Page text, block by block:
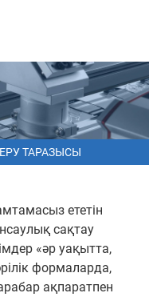
ТАРАЗЫСЫ
ететін
сақтау
«әр уақытта,
формаларда,
ақпаратпен